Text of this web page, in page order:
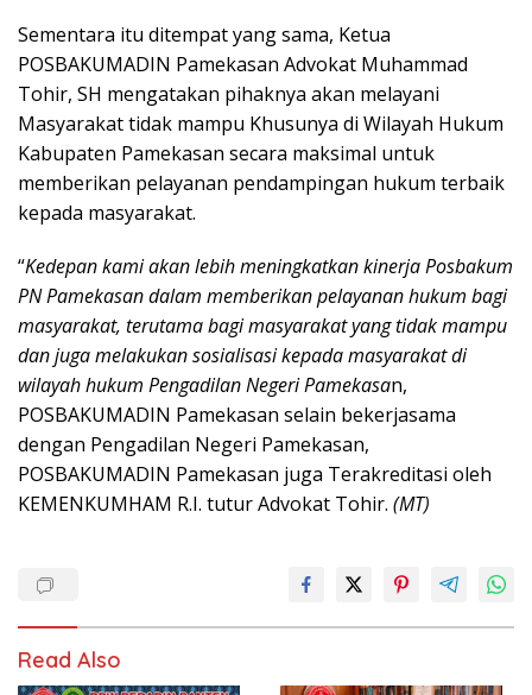
Sementara itu ditempat yang sama, Ketua
POSBAKUMADIN Pamekasan Advokat Muhammad
Tohir, SH mengatakan pihaknya akan melayani
Masyarakat tidak mampu Khusunya di Wilayah Hukum
Kabupaten Pamekasan secara maksimal untuk
memberikan pelayanan pendampingan hukum terbaik
kepada masyarakat.
“Kedepan kami akan lebih meningkatkan kinerja Posbakum
PN Pamekasan dalam memberikan pelayanan hukum bagi
masyarakat, terutama bagi masyarakat yang tidak mampu
dan juga melakukan sosialisasi kepada masyarakat di
wilayah hukum Pengadilan Negeri Pamekasan,
POSBAKUMADIN Pamekasan selain bekerjasama
dengan Pengadilan Negeri Pamekasan,
POSBAKUMADIN Pamekasan juga Terakreditasi oleh
KEMENKUMHAM R.I. tutur Advokat Tohir. (MT)
Read Also